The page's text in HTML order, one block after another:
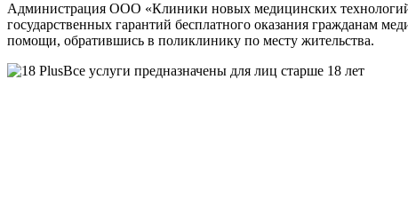
Администрация ООО «Клиники новых медицинских
государственных гарантий бесплатного оказания гражданам
помощи, обратившись в поликлинику по месту жительства.
Все услуги предназначены для лиц старше 18 лет